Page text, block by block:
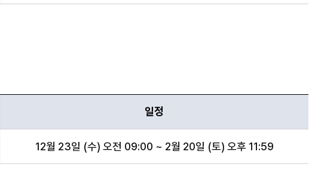
일정
12월 23일 (수) 오전 09:00 ~ 2월 20일 (토) 오후 11:59